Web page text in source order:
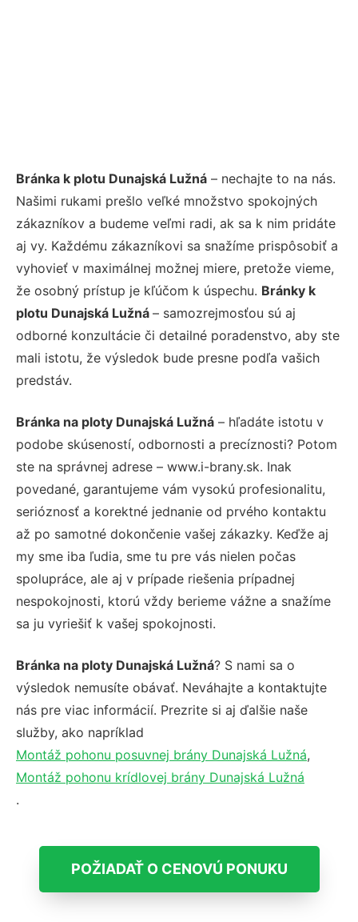
Bránka k plotu Dunajská Lužná – nechajte to na nás.
Našimi rukami prešlo veľké množstvo spokojných
zákazníkov a budeme veľmi radi, ak sa k nim pridáte
aj vy. Každému zákazníkovi sa snažíme prispôsobiť a
vyhovieť v maximálnej možnej miere, pretože vieme,
že osobný prístup je kľúčom k úspechu. Bránky k
plotu Dunajská Lužná – samozrejmosťou sú aj
odborné konzultácie či detailné poradenstvo, aby ste
mali istotu, že výsledok bude presne podľa vašich
predstáv.
Bránka na ploty Dunajská Lužná – hľadáte istotu v
podobe skúseností, odbornosti a precíznosti? Potom
ste na správnej adrese – www.i-brany.sk. Inak
povedané, garantujeme vám vysokú profesionalitu,
serióznosť a korektné jednanie od prvého kontaktu
až po samotné dokončenie vašej zákazky. Keďže aj
my sme iba ľudia, sme tu pre vás nielen počas
spolupráce, ale aj v prípade riešenia prípadnej
nespokojnosti, ktorú vždy berieme vážne a snažíme
sa ju vyriešiť k vašej spokojnosti.
Bránka na ploty Dunajská Lužná? S nami sa o
výsledok nemusíte obávať. Neváhajte a kontaktujte
nás pre viac informácií. Prezrite si aj ďalšie naše
služby, ako napríklad
Montáž pohonu posuvnej brány Dunajská Lužná,
Montáž pohonu krídlovej brány Dunajská Lužná
.
POŽIADAŤ O CENOVÚ PONUKU